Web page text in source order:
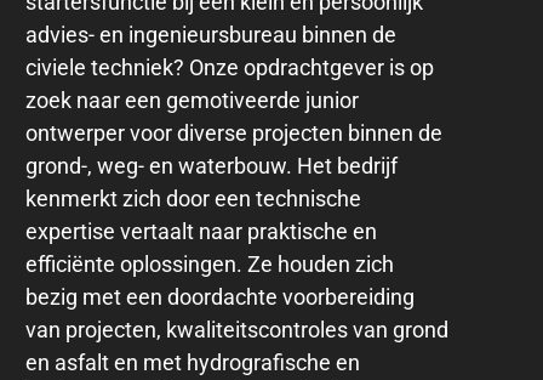
advies- en ingenieursbureau binnen de
civiele techniek? Onze opdrachtgever is op
zoek naar een gemotiveerde junior
ontwerper voor diverse projecten binnen de
grond-, weg- en waterbouw. Het bedrijf
kenmerkt zich door een technische
expertise vertaalt naar praktische en
efficiënte oplossingen. Ze houden zich
bezig met een doordachte voorbereiding
van projecten, kwaliteitscontroles van grond
en asfalt en met hydrografische en